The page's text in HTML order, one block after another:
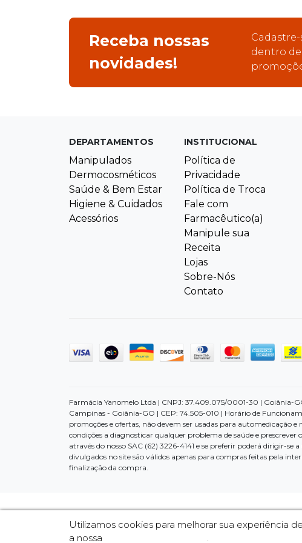
Receba nossas
novidades!
dentro de
DEPARTAMENTOS
Manipulados
Dermocosméticos
Saúde & Bem Estar
Higiene & Cuidados
Acessórios
INSTITUCIONAL
Política de
Privacidade
Política de Troca
Fale com
Farmacêutico(a)
Manipule sua
Receita
Lojas
Sobre-Nós
Contato
Farmácia Yanomelo Ltda | CNPJ: 37.409.075/0001-30 | Goiânia-
Campinas - Goiânia-GO | CEP: 74.505-010 | Horário de
promoções e ofertas, não devem ser usadas para automedicação
condições a diagnosticar qualquer problema de saúde e
através do nosso SAC (62) 3226-4141 e se preferir poderá dirigir-
divulgados no site são válidos apenas para compras feitas pela
finalização da compra.
Utilizamos cookies para melhorar sua experiência
a nossa
.